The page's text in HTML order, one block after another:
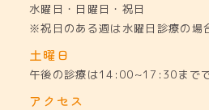
水曜日・日曜日・祝日
※祝日のある週は水曜日診療の場
土曜日
午後の診療は14:00~17:30まで
アクセス